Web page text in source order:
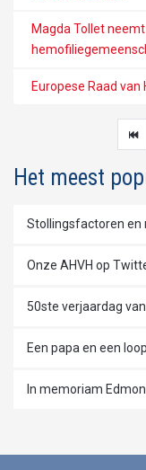
Magda Tollet
Europese Raad van
Het meest
Stollingsfactoren en
Onze AHVH op
50ste verjaardag
Een papa en een
In memoriam